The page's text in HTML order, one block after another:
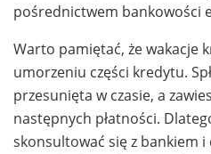
pośrednictwem bankowości
Warto pamiętać, że wakacje
umorzeniu części kredytu.
przesunięta w czasie, a
następnych płatności.
skonsultować się z bankiem i